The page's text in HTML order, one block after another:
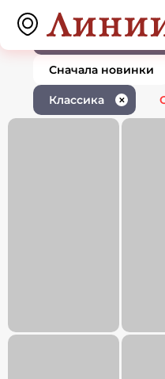
Ювелирные
1
По популярности
Сначала новинки
Классика ✕